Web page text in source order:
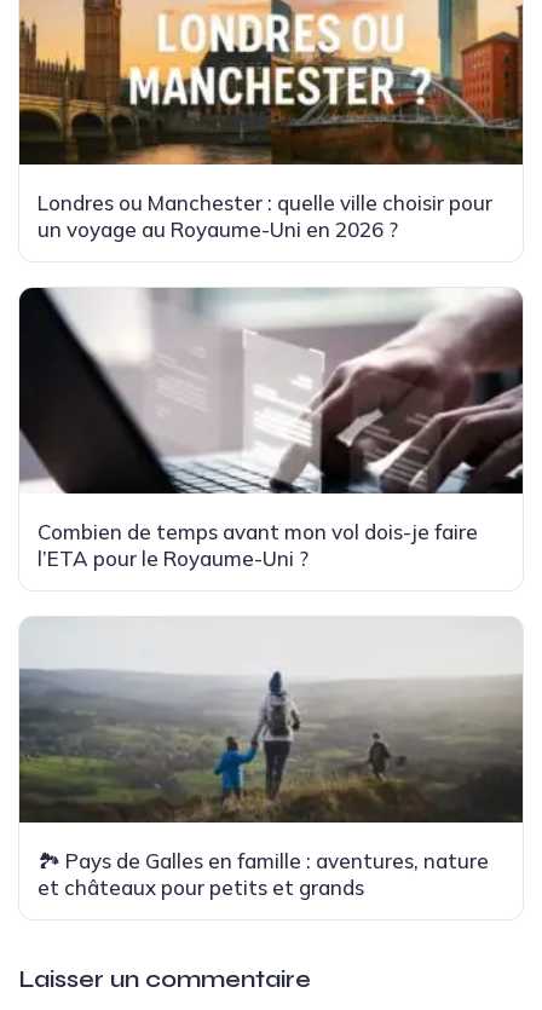
Londres ou Manchester : quelle ville choisir pour
un voyage au Royaume-Uni en 2026 ?
Combien de temps avant mon vol dois-je faire
l’ETA pour le Royaume-Uni ?
🏞 Pays de Galles en famille : aventures, nature
et châteaux pour petits et grands
Laisser un commentaire